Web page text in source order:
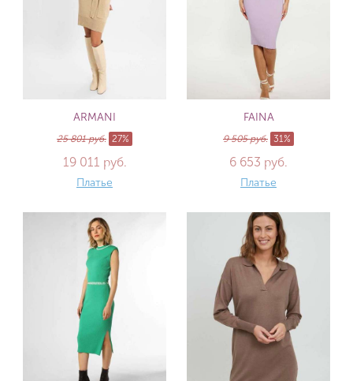
ARMANI
25 801 руб. 27%
19 011 руб.
Платье
FAINA
9 505 руб. 31%
6 653 руб.
Платье